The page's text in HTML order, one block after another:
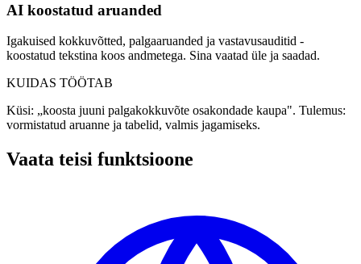
AI koostatud aruanded
Igakuised kokkuvõtted, palgaaruanded ja vastavusauditid -
koostatud tekstina koos andmetega. Sina vaatad üle ja saadad.
KUIDAS TÖÖTAB
Küsi: „koosta juuni palgakokkuvõte osakondade kaupa". Tulemus:
vormistatud aruanne ja tabelid, valmis jagamiseks.
Vaata teisi funktsioone